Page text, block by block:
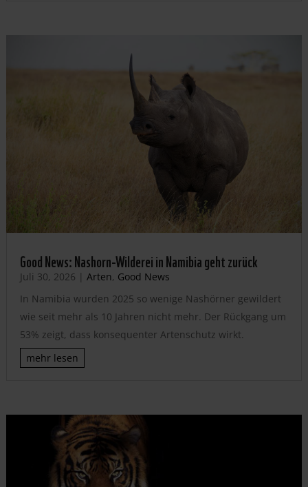
Good News: Nashorn-Wilderei in Namibia geht zurück
Juli 30, 2026 | Arten, Good News
In Namibia wurden 2025 so wenige Nashörner gewildert
wie seit mehr als 10 Jahren nicht mehr. Der Rückgang um
53% zeigt, dass konsequenter Artenschutz wirkt.
mehr lesen